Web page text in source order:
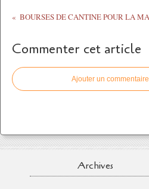
Commenter cet article
Ajouter un commentaire
Archives